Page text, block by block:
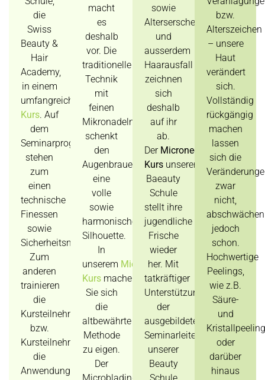
die
Swiss
Beauty &
Hair
Academy,
in einem
umfangreichen
Wimpernverlängerung
Kurs. Auf
dem
Seminarprogramm
stehen
zum
einen
technische
Finessen
sowie
Sicherheitsmassnahmen.
Zum
anderen
trainieren
die
Kursteilnehmerinnen
bzw.
Kursteilnehmer
die
Anwendung
macht
es
deshalb
vor. Die
traditionelle
Technik
mit
feinen
Mikronadeln
schenkt
den
Augenbrauen
eine
volle
sowie
harmonische
Silhouette.
In
unserem Microblading
Kurs machen
Sie sich
die
altbewährte
Methode
zu eigen.
Der
Microblading
sowie
Alterserscheinungen
und
ausserdem
Haarausfall
zeichnen
sich
deshalb
auf ihr
ab.
Der Microneedling
Kursunserer
Baeauty
Schule
stellt ihre
jugendliche
Frische
wieder
her. Mit
tatkräftiger
Unterstützung
der
ausgebildeten
Seminarleiter
unserer
Beauty
Schule
bzw.
Alterszeichen
– unsere
Haut
verändert
sich.
Vollständig
rückgängig
machen
lassen
sich die
zwar
nicht,
abschwächen
jedoch
schon.
Hochwertige
Peelings,
wie z.B.
Säure-
und
oder
darüber
hinaus